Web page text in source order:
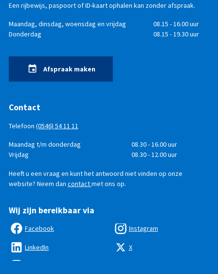
Een rijbewijs, paspoort of ID-kaart ophalen kan zonder afspraak.
Openingstijden
DagTijd
Maandag, dinsdag, woensdag en vrijdag
08.15 - 16.00 uur
Donderdag
08.15 - 19.30 uur
Afspraak maken
Contact
Telefoon (0546) 54 11 11
Telefonisch
bereikbaar
DagTijd
Maandag t/m donderdag
08.30 - 16.00 uur
Vrijdag
08.30 - 12.00 uur
Heeft u een vraag en kunt het antwoord niet vinden op onze
website? Neem dan contactmet ons op.
Wij zijn bereikbaar via
Facebook
LinkedIn
Instagram
X